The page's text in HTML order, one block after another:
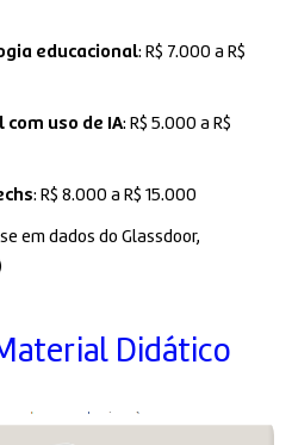
educacional: R$ 7.000 a R$
uso de IA: R$ 5.000 a R$
: R$ 8.000 a R$ 15.000
em dados do Glassdoor,
Didático